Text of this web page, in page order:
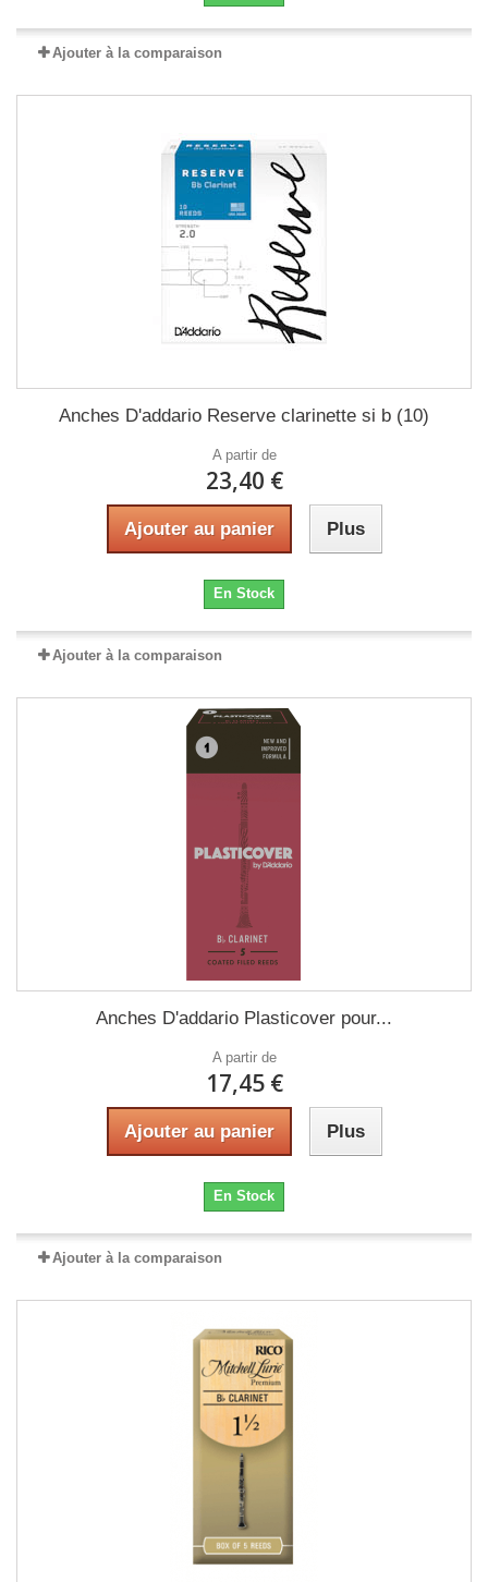
Ajouter à la comparaison
Anches D'addario Reserve clarinette si b (10)
A partir de
23,40 €
Ajouter au panier Plus
En Stock
Ajouter à la comparaison
Anches D'addario Plasticover pour...
A partir de
17,45 €
Ajouter au panier Plus
En Stock
Ajouter à la comparaison